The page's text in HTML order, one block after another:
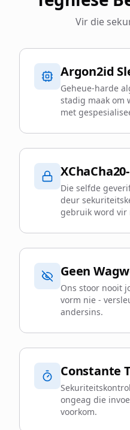
Vir die
Argon2id
Geheue-harde
stadig maak om
met
Die selfde
deur
gebruik word vir
Geen
Ons stoor nooit
vorm nie -
andersins.
Constante
ongeag die
voorkom.